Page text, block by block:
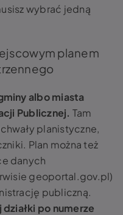
wybrać jedną
planem
albo miasta
Publicznej. Tam
planistyczne,
Plan można też
danych
geoportal.gov.pl)
publiczną.
po numerze